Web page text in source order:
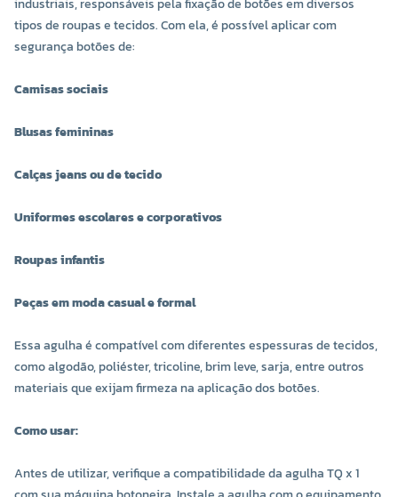
COR 0019
-
COR 0020
R$ 18,60 UNIDADE
- +
R$ 18,60 UNIDADE
-
industriais, responsáveis pela fixação de botões em diversos
tipos de roupas e tecidos. Com ela, é possível aplicar com
segurança botões de:
Camisas sociais
Blusas femininas
Calças jeans ou de tecido
Uniformes escolares e corporativos
Roupas infantis
Peças em moda casual e formal
Essa agulha é compatível com diferentes espessuras de tecidos,
como algodão, poliéster, tricoline, brim leve, sarja, entre outros
materiais que exijam firmeza na aplicação dos botões.
Como usar:
Antes de utilizar, verifique a compatibilidade da agulha TQ x 1